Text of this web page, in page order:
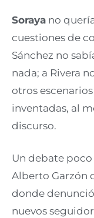
Soraya no
cuestiones de
Sánchez no
nada; a Rivera
otros
inventadas, al
discurso.
Un debate
Alberto Garzón
donde
nuevos